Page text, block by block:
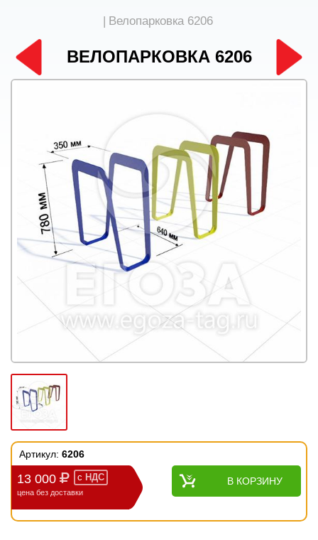
| Велопарковка 6206
ВЕЛОПАРКОВКА 6206
Артикул: 6206
13 000 с НДС
цена без доставки
В КОРЗИНУ